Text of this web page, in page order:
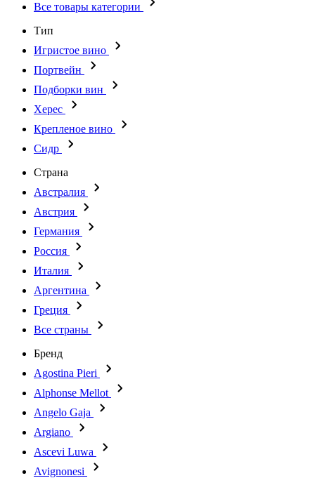
Все товары категории
Тип
Игристое вино
Портвейн
Подборки вин
Херес
Крепленое вино
Сидр
Страна
Австралия
Австрия
Германия
Россия
Италия
Аргентина
Греция
Все страны
Бренд
Agostina Pieri
Alphonse Mellot
Angelo Gaja
Argiano
Ascevi Luwa
Avignonesi